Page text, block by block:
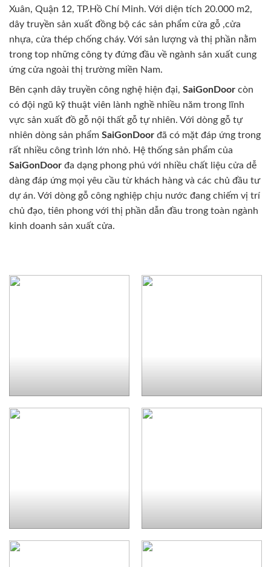
Xuân, Quận 12, TP.Hồ Chí Minh. Với diện tích 20.000 m2,
dây truyền sản xuất đồng bộ các sản phẩm cửa gỗ ,cửa
nhựa, cửa thép chống cháy. Với sản lượng và thị phần nằm
trong top những công ty đứng đầu về ngành sản xuất cung
ứng cửa ngoài thị trường miền Nam.
Bên cạnh dây truyền công nghệ hiện đại, SaiGonDoor còn
có đội ngũ kỹ thuật viên lành nghề nhiều năm trong lĩnh
vực sản xuất đồ gỗ nội thất gỗ tự nhiên. Với dòng gỗ tự
nhiên dòng sản phẩm SaiGonDoor đã có mặt đáp ứng trong
rất nhiều công trình lớn nhỏ. Hệ thống sản phẩm của
SaiGonDoor đa dạng phong phú với nhiều chất liệu cửa dễ
dàng đáp ứng mọi yêu cầu từ khách hàng và các chủ đầu tư
dự án. Với dòng gỗ công nghiệp chịu nước đang chiếm vị trí
chủ đạo, tiên phong với thị phần dẫn đầu trong toàn ngành
kinh doanh sản xuất cửa.